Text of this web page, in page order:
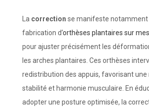
La correction se manifeste notamment
fabrication d’orthèses plantaires sur
pour ajuster précisément les
les arches plantaires. Ces orthèses
redistribution des appuis, favorisant une
stabilité et harmonie musculaire. En
adopter une posture optimisée, la